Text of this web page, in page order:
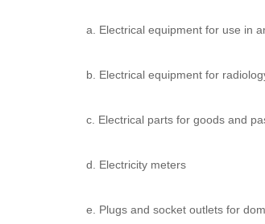
a. Electrical equipment for use in
b. Electrical equipment for
c. Electrical parts for goods and
d. Electricity meters
e. Plugs and socket outlets for